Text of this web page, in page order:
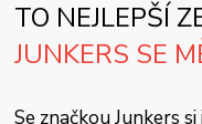
TO NEJLEPŠÍ
JUNKERS SE
Se značkou Junkers